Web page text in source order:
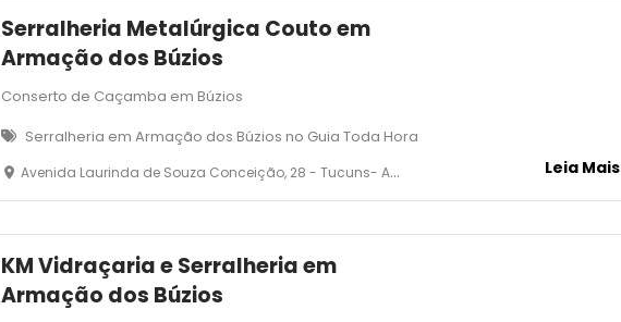
Serralheria Metalúrgica Couto em
Armação dos Búzios
Conserto de Caçamba em Búzios
Serralheria em Armação dos Búzios no Guia Toda Hora
Avenida Laurinda de Souza Conceição, 28 - Tucuns- Armação dos Búzios -RJ Leia Mais
KM Vidraçaria e Serralheria em
Armação dos Búzios